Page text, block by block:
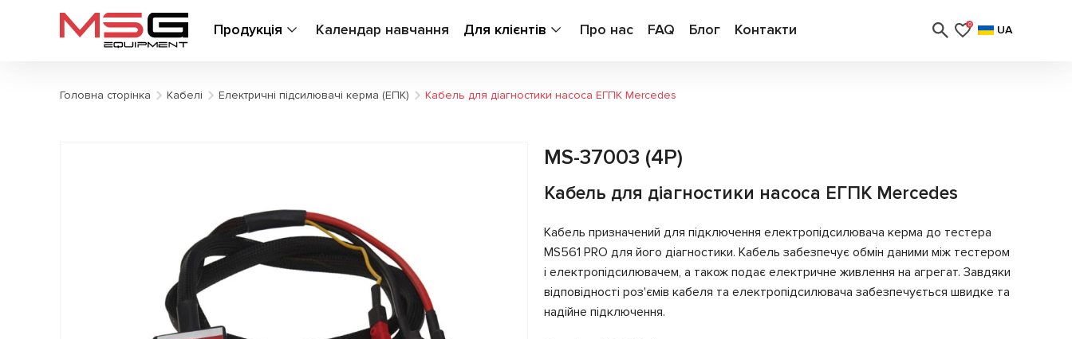
Продукція Календар навчання Для клієнтів Про нас FAQ Блог Контакти 0 UA
Головна сторінка Кабелі Електричні підсилювачі керма (ЕПК) Кабель для діагностики насоса ЕГПК Mercedes
MS-37003 (4P)
Кабель для діагностики насоса ЕГПК Mercedes
Кабель призначений для підключення електропідсилювача керма до тестера
MS561 PRO для його діагностики. Кабель забезпечує обмін даними між тестером
і електропідсилювачем, а також подає електричне живлення на агрегат. Завдяки
відповідності роз'ємів кабеля та електропідсилювача забезпечується швидке та
надійне підключення.